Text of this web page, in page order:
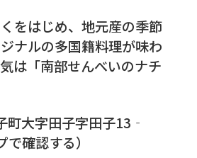
をはじめ、地元産の季節
ナルの多国籍料理が味わ
は「南部せんべいのナチ
町大字田子字田子13‐
確認する）